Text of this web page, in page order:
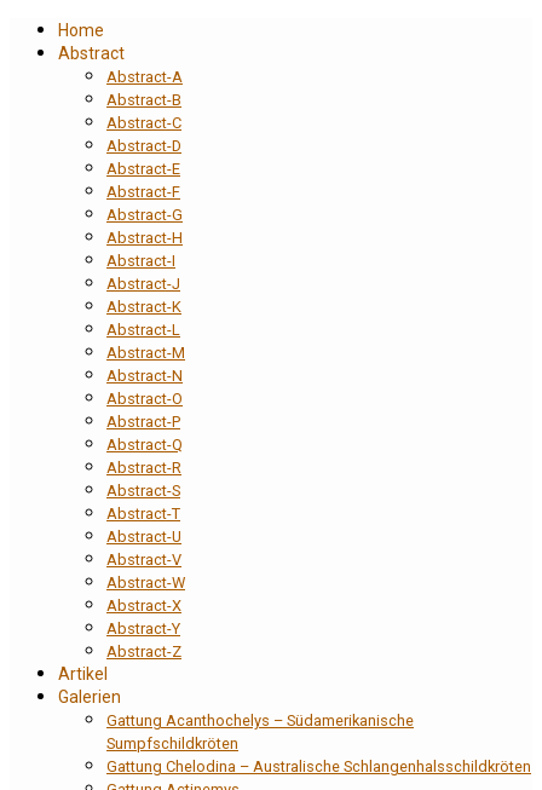
Home
Abstract
Abstract-A
Abstract-B
Abstract-C
Abstract-D
Abstract-E
Abstract-F
Abstract-G
Abstract-H
Abstract-I
Abstract-J
Abstract-K
Abstract-L
Abstract-M
Abstract-N
Abstract-O
Abstract-P
Abstract-Q
Abstract-R
Abstract-S
Abstract-T
Abstract-U
Abstract-V
Abstract-W
Abstract-X
Abstract-Y
Abstract-Z
Artikel
Galerien
Gattung Acanthochelys – Südamerikanische
Sumpfschildkröten
Gattung Chelodina – Australische Schlangenhalsschildkröten